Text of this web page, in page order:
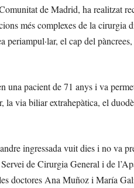
de Madrid, ha realitzat
més complexes de la cirurgia
periampul·lar, el cap del
una pacient de 71 anys i va
la via biliar extrahepàtica, el
ingressada vuit dies i no va
de Cirurgia General i de
doctores Ana Muñoz i María